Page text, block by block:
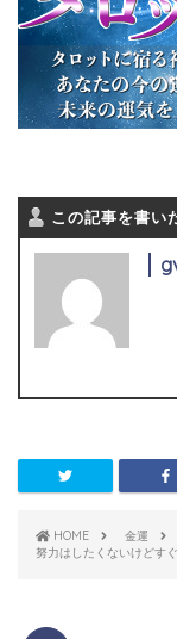
この記事を書い
HOME
金運
努力はしたくないけどす